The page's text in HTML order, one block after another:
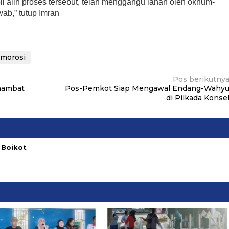
tutup Imran
Pos berikutnya
Pos-Pemkot Siap Mengawal Endang-Wahyu
di Pilkada Konsel
Boikot